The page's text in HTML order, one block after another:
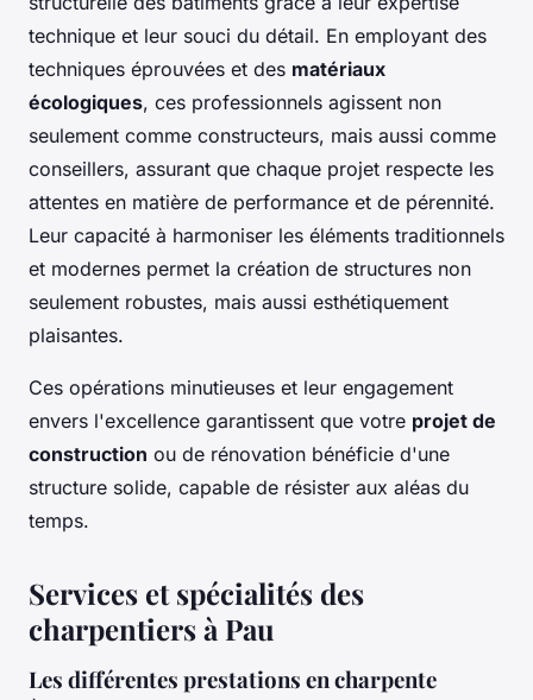
technique et leur souci du détail. En employant des
techniques éprouvées et des matériaux
écologiques, ces professionnels agissent non
seulement comme constructeurs, mais aussi comme
conseillers, assurant que chaque projet respecte les
attentes en matière de performance et de pérennité.
Leur capacité à harmoniser les éléments traditionnels
et modernes permet la création de structures non
seulement robustes, mais aussi esthétiquement
plaisantes.
Ces opérations minutieuses et leur engagement
envers l'excellence garantissent que votre projet de
construction ou de rénovation bénéficie d'une
structure solide, capable de résister aux aléas du
temps.
Services et spécialités des
charpentiers à Pau
Les différentes prestations en charpente